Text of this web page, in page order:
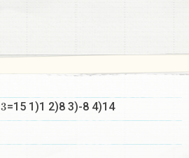
=15 1)1 2)8 3)-8 4)14